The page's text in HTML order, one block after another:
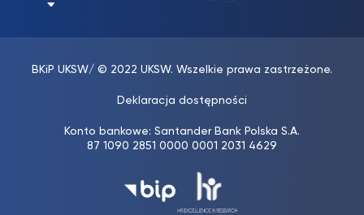
BKiP UKSW/ © 2022 UKSW. Wszelkie prawa zastrzeżone.
Deklaracja dostępności
Konto bankowe: Santander Bank Polska S.A.
87 1090 2851 0000 0001 2031 4629